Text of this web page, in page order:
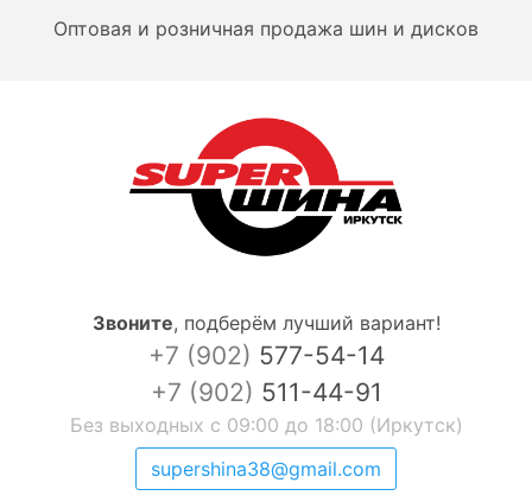
Оптовая и розничная продажа шин и дисков
Звоните, подберём лучший вариант!
+7 (902) 577-54-14
+7 (902) 511-44-91
Без выходных с 09:00 до 18:00 (Иркутск)
supershina38@gmail.com